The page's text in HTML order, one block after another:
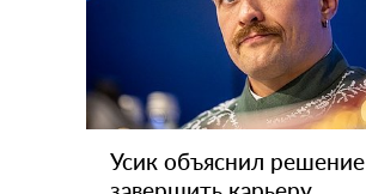
Усик объяснил решение